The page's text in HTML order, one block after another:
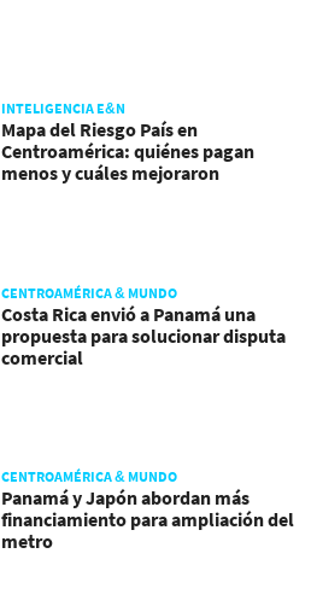
INTELIGENCIA E&N
Mapa del Riesgo País en
Centroamérica: quiénes pagan
menos y cuáles mejoraron
CENTROAMÉRICA & MUNDO
Costa Rica envió a Panamá una
propuesta para solucionar disputa
comercial
CENTROAMÉRICA & MUNDO
Panamá y Japón abordan más
financiamiento para ampliación del
metro